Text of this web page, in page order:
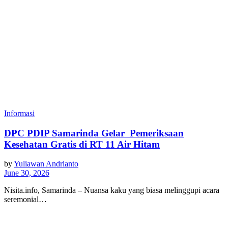
Informasi
DPC PDIP Samarinda ‎Gelar Pemeriksaan
Kesehatan Gratis di RT 11 Air Hitam
byYuliawan Andrianto
June 30, 2026
Nisita.info, Samarinda – Nuansa kaku yang biasa melinggupi acara
seremonial…